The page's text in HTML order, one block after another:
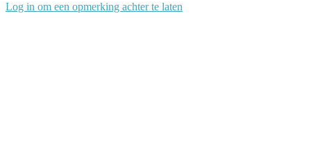
Log in om een opmerking achter te laten